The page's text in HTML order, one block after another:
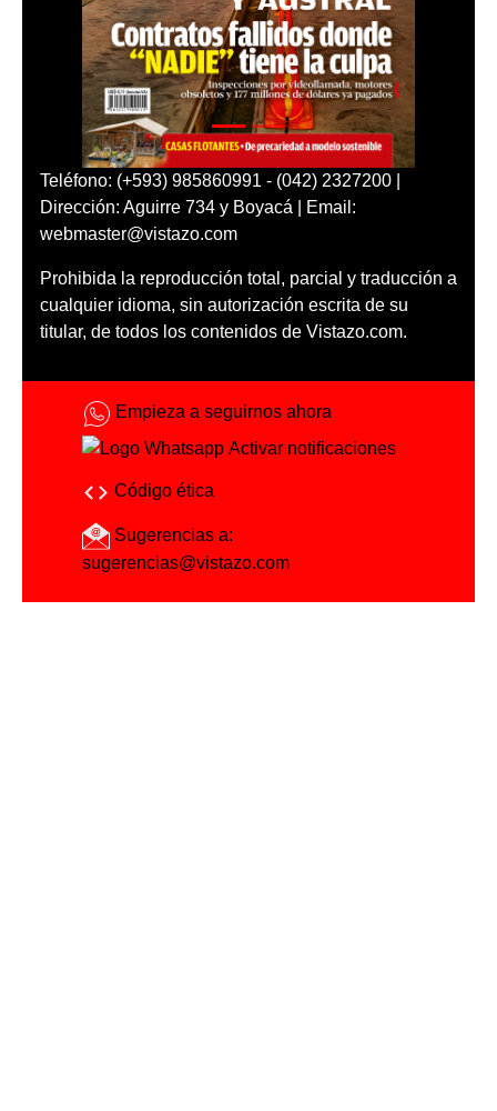
Teléfono: (+593) 985860991 - (042) 2327200 |
Dirección: Aguirre 734 y Boyacá | Email:
webmaster@vistazo.com
Prohibida la reproducción total, parcial y traducción a
cualquier idioma, sin autorización escrita de su
titular, de todos los contenidos de Vistazo.com.
Empieza a seguirnos ahora
Activar notificaciones
Código ética
Sugerencias a:
sugerencias@vistazo.com